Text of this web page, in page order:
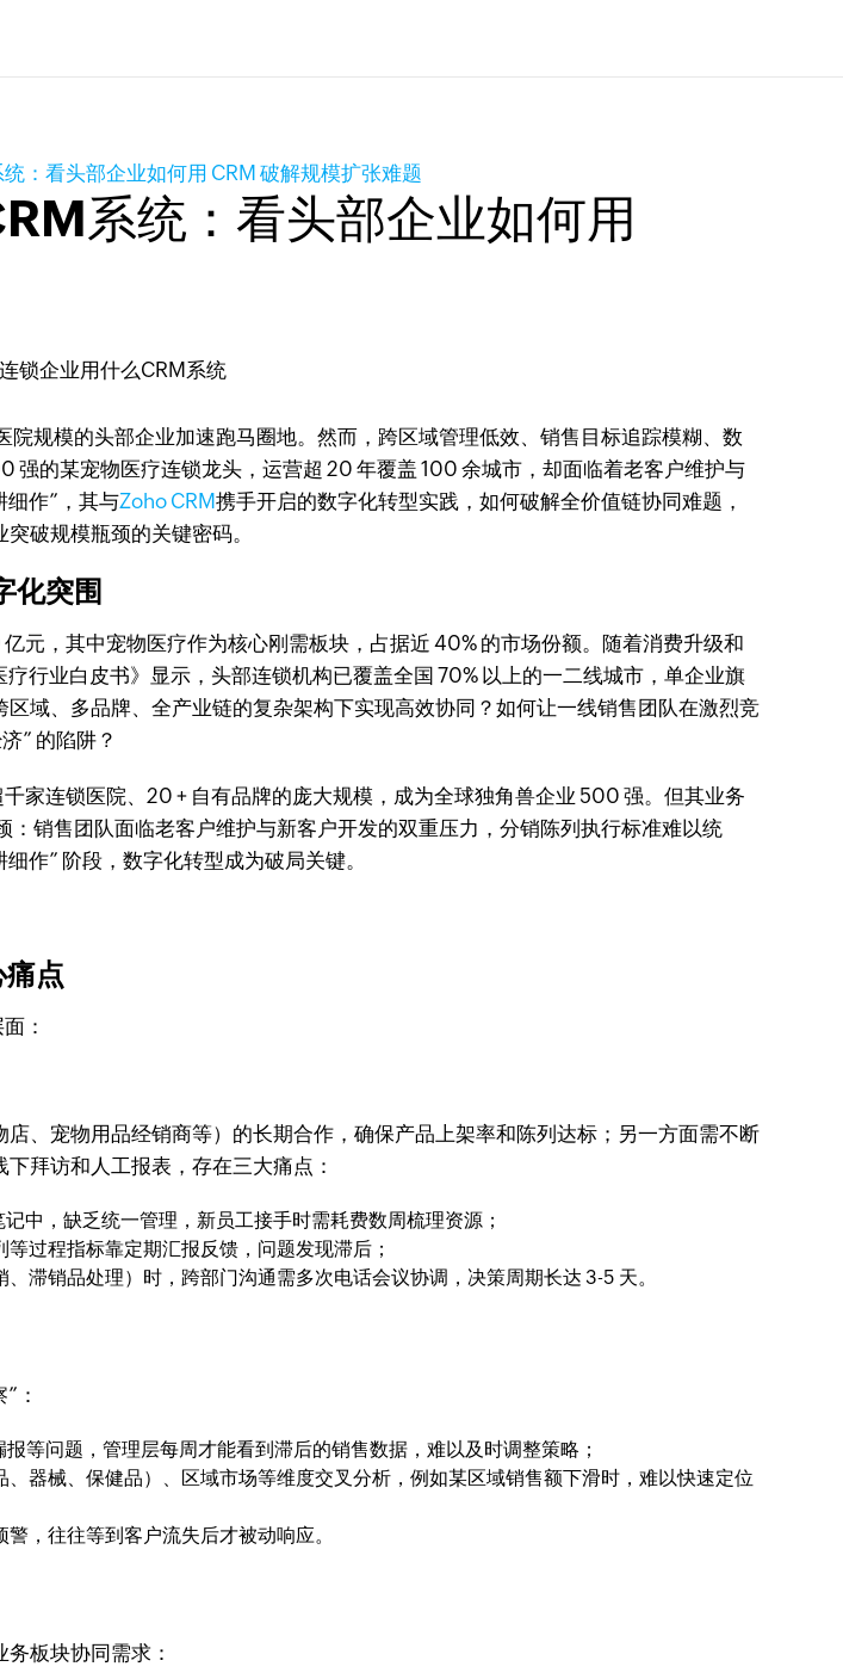
：看头部企业如何用 CRM 破解规模扩张难题
系统：看头部企业如何用
规模的头部企业加速跑马圈地。然而，跨区域管理低效、销售目标追踪模糊、数
的某宠物医疗连锁龙头，运营超 20 年覆盖 100 余城市，却面临着老客户维护与
细作”，其与Zoho CRM携手开启的数字化转型实践，如何破解全价值链协同难题，
破规模瓶颈的关键密码。
化突围
，其中宠物医疗作为核心刚需板块，占据近 40% 的市场份额。随着消费升级和
业白皮书》显示，头部连锁机构已覆盖全国 70% 以上的一二线城市，单企业旗
域、多品牌、全产业链的复杂架构下实现高效协同？如何让一线销售团队在激烈竞
” 的陷阱？
家连锁医院、20 + 自有品牌的庞大规模，成为全球独角兽企业 500 强。但其业务
销售团队面临老客户维护与新客户开发的双重压力，分销陈列执行标准难以统
作” 阶段，数字化转型成为破局关键。
点
：
、宠物用品经销商等）的长期合作，确保产品上架率和陈列达标；另一方面需不断
拜访和人工报表，存在三大痛点：
中，缺乏统一管理，新员工接手时需耗费数周梳理资源；
过程指标靠定期汇报反馈，问题发现滞后；
滞销品处理）时，跨部门沟通需多次电话会议协调，决策周期长达 3-5 天。
：
等问题，管理层每周才能看到滞后的销售数据，难以及时调整策略；
器械、保健品）、区域市场等维度交叉分析，例如某区域销售额下滑时，难以快速定位
，往往等到客户流失后才被动响应。
板块协同需求：